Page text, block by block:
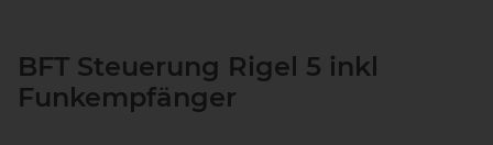
BFT Steuerung Rigel 5 inkl
Funkempfänger